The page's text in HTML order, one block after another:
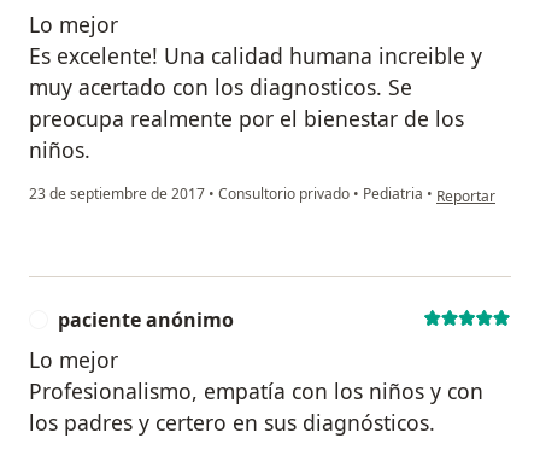
Lo mejor
Es excelente! Una calidad humana increible y
muy acertado con los diagnosticos. Se
preocupa realmente por el bienestar de los
niños.
23 de septiembre de 2017 • Consultorio privado • Pediatria • en opinión del
Reportar
paciente anónimo
Lo mejor
Profesionalismo, empatía con los niños y con
los padres y certero en sus diagnósticos.